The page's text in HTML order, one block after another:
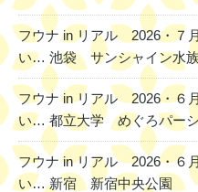
フウナ in リアル 2026・７
い… 池袋 サンシャイン水
フウナ in リアル 2026・６
い… 都立大学 めぐろパー
フウナ in リアル 2026・６
い… 新宿 新宿中央公園